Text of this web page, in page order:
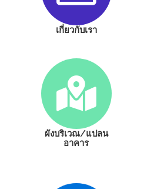
เกี่ยวกับเรา
ผังบริเวณ/แปลน
อาคาร